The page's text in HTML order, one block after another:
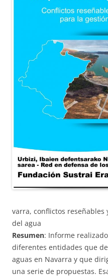
varra, conflictos
del agua
Resumen: Informe
diferentes entidades que
aguas en Navarra y que
una serie de propuestas.